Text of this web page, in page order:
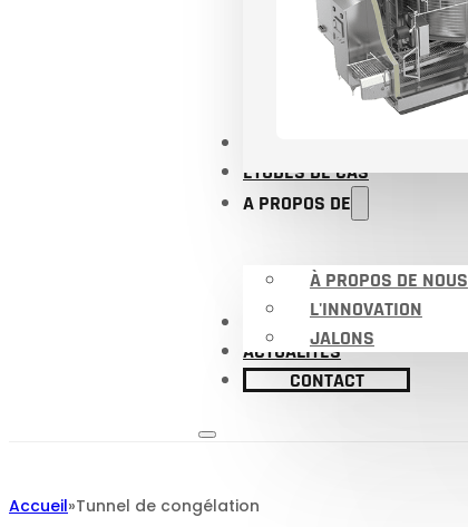
ÉTUDES DE CAS
A PROPOS DE
À PROPOS DE NOUS
L'INNOVATION
JALONS
CERTIFICATS
ACTUALITÉS
CONTACT
Accueil Tunnel de congélation